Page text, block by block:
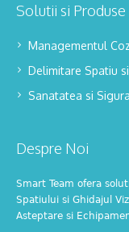
Solutii si Produse
Managementul
Delimitare Spatiu
Sanatatea si
Despre Noi
Smart Team ofera
Spatiului si Ghidajul
Asteptare si